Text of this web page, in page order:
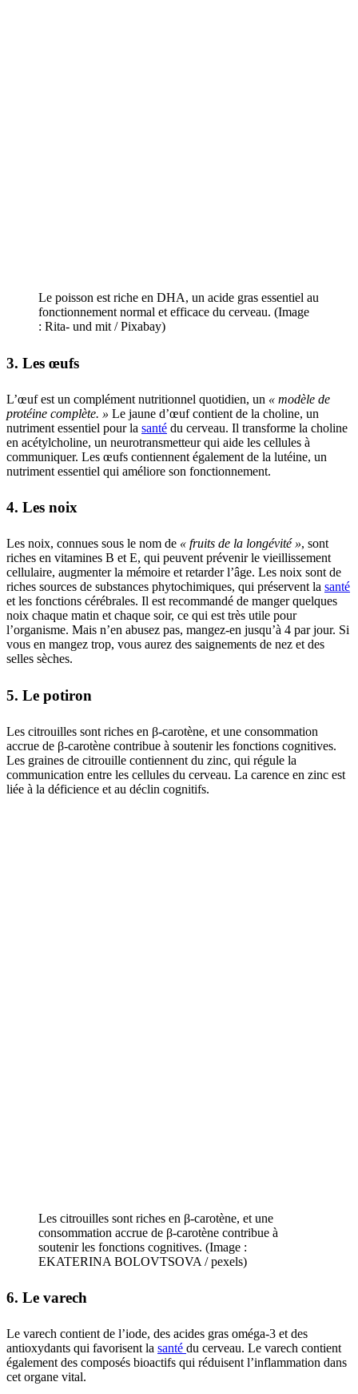
Le poisson est riche en DHA, un acide gras essentiel au
fonctionnement normal et efficace du cerveau. (Image
: Rita- und mit / Pixabay)
3. Les œufs
L’œuf est un complément nutritionnel quotidien, un « modèle de
protéine complète. » Le jaune d’œuf contient de la choline, un
nutriment essentiel pour la santé du cerveau. Il transforme la choline
en acétylcholine, un neurotransmetteur qui aide les cellules à
communiquer. Les œufs contiennent également de la lutéine, un
nutriment essentiel qui améliore son fonctionnement.
4. Les noix
Les noix, connues sous le nom de « fruits de la longévité », sont
riches en vitamines B et E, qui peuvent prévenir le vieillissement
cellulaire, augmenter la mémoire et retarder l’âge. Les noix sont de
riches sources de substances phytochimiques, qui préservent la santé
et les fonctions cérébrales. Il est recommandé de manger quelques
noix chaque matin et chaque soir, ce qui est très utile pour
l’organisme. Mais n’en abusez pas, mangez-en jusqu’à 4 par jour. Si
vous en mangez trop, vous aurez des saignements de nez et des
selles sèches.
5. Le potiron
Les citrouilles sont riches en β-carotène, et une consommation
accrue de β-carotène contribue à soutenir les fonctions cognitives.
Les graines de citrouille contiennent du zinc, qui régule la
communication entre les cellules du cerveau. La carence en zinc est
liée à la déficience et au déclin cognitifs.
Les citrouilles sont riches en β-carotène, et une
consommation accrue de β-carotène contribue à
soutenir les fonctions cognitives. (Image :
EKATERINA BOLOVTSOVA / pexels)
6. Le varech
Le varech contient de l’iode, des acides gras oméga-3 et des
antioxydants qui favorisent la santé du cerveau. Le varech contient
également des composés bioactifs qui réduisent l’inflammation dans
cet organe vital.